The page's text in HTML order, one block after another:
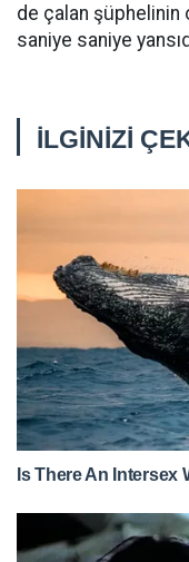
de çalan şüphelinin
saniye saniye